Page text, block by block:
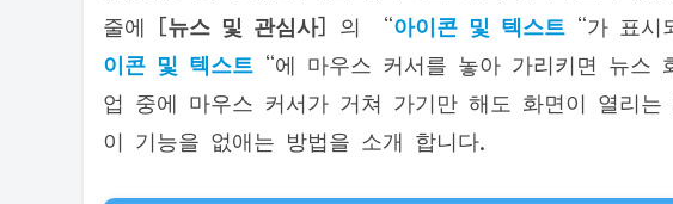
줄에 [뉴스 및 관심사] 의 “아이콘 및 텍스트 “가 표시
이콘 및 텍스트
“에 마우스 커서를 놓아 가리키면 뉴스
업 중에 마우스 커서가 거쳐 가기만 해도 화면이 열리
이 기능을 없애는 방법을 소개 합니다.